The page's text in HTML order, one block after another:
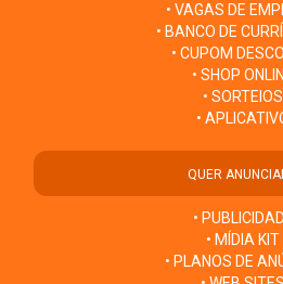
• VAGAS DE
• BANCO DE
• CUPOM
• SHOP
• SORTEIOS
•
QUER
•
• MÍDIA KIT
• PLANOS DE